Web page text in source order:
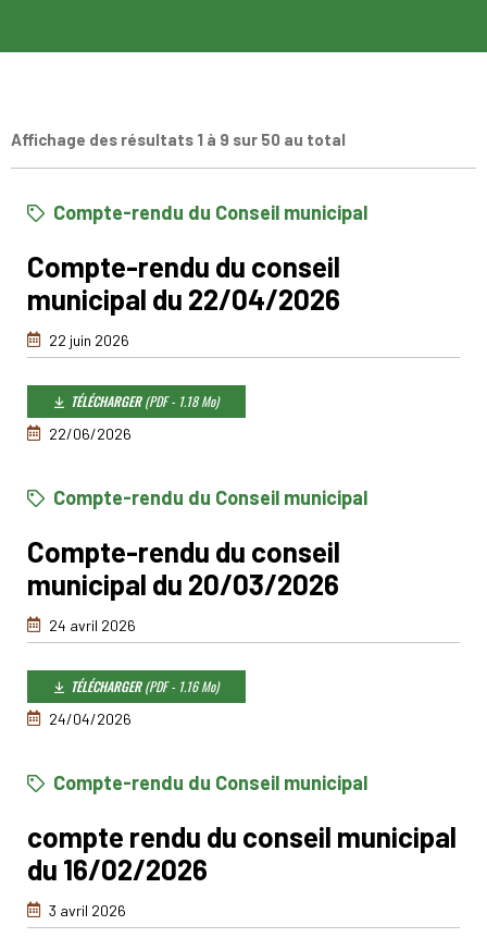
Affichage des résultats 1 à 9 sur 50 au total
Compte-rendu du Conseil municipal
Compte-rendu du conseil
municipal du 22/04/2026
22 juin 2026
TÉLÉCHARGER(PDF - 1.18 Mo)
22/06/2026
Compte-rendu du Conseil municipal
Compte-rendu du conseil
municipal du 20/03/2026
24 avril 2026
TÉLÉCHARGER(PDF - 1.16 Mo)
24/04/2026
Compte-rendu du Conseil municipal
compte rendu du conseil municipal
du 16/02/2026
3 avril 2026